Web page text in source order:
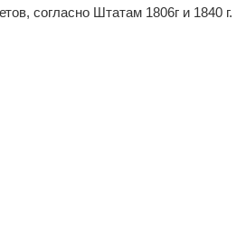
согласно Штатам 1806г и 1840 г.